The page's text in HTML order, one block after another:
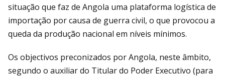
situação que faz de Angola uma plataforma logística de
importação por causa de guerra civil, o que provocou a
queda da produção nacional em níveis mínimos.
Os objectivos preconizados por Angola, neste âmbito,
segundo o auxiliar do Titular do Poder Executivo (para